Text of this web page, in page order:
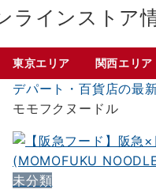
東京エリア 関西エリア
デパート・百貨店の最
モモフクヌードル
未分類